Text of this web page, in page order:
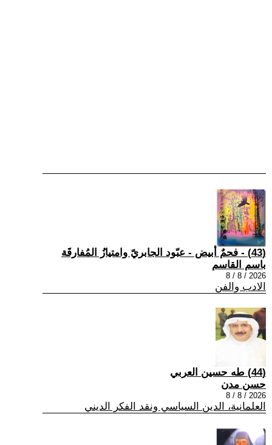
(43) - فحمٌ أبيض - عبّود الجابريّ وامتيازُ المُفارقَة
باسم القاسم
2026 / 8 / 8
الادب والفن
(44) طه حسين العربي
حسن مدن
2026 / 8 / 8
العلمانية، الدين السياسي ونقد الفكر الديني